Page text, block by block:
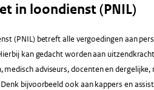
in loondienst (PNIL)
(PNIL) betreft alle vergoedingen aan
kan gedacht worden aan
medisch adviseurs, docenten en
bijvoorbeeld ook aan kappers en